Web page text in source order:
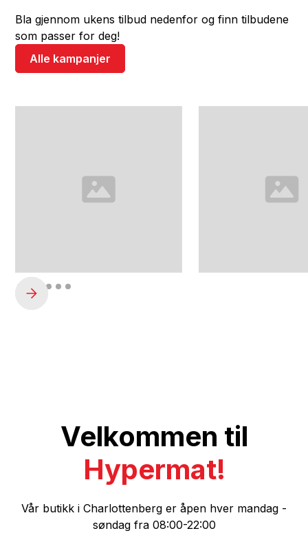
Bla gjennom ukens tilbud nedenfor og finn tilbudene
som passer for deg!
Alle kampanjer
Velkommen til
Hypermat!
Vår butikk i Charlottenberg er åpen hver mandag -
søndag fra 08:00-22:00